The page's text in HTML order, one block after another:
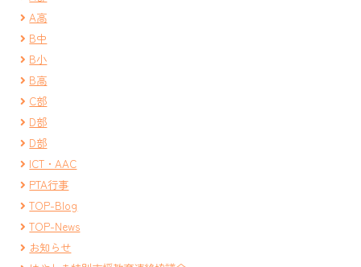
A高
B中
B小
B高
C部
D部
D部
ICT・AAC
PTA行事
TOP-Blog
TOP-News
お知らせ